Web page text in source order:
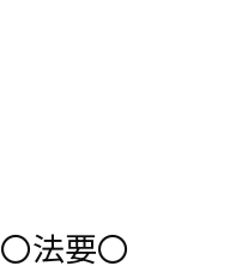
法要〇